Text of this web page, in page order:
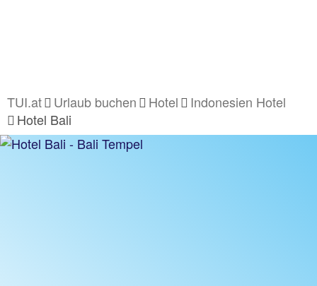
TUI.at Urlaub buchen Hotel
Indonesien Hotel
Hotel Bali